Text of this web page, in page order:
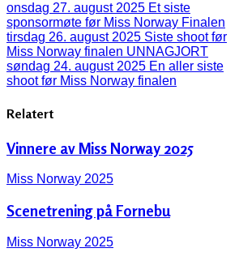
onsdag 27. august 2025 Et siste
sponsormøte før Miss Norway Finalen
tirsdag 26. august 2025 Siste shoot før
Miss Norway finalen UNNAGJORT
søndag 24. august 2025 En aller siste
shoot før Miss Norway finalen
Relatert
Vinnere av Miss Norway 2025
Miss Norway 2025
Scenetrening på Fornebu
Miss Norway 2025